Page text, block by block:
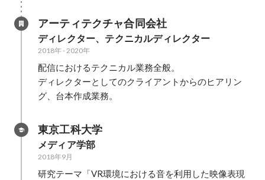
アーティテクチャ合同会社
ディレクター、テクニカルディレクター
2018年-2020年
配信におけるテクニカル業務全般。
ディレクターとしてのクライアントからのヒアリン
グ、台本作成業務。
東京工科大学
メディア学部
2018年9月
研究テーマ「VR環境における音を利用した映像表現